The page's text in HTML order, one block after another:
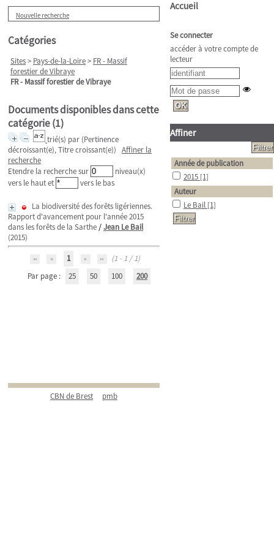
Nouvelle recherche
Catégories
Sites> Pays-de-la-Loire> FR - Massif
forestier de Vibraye
FR - Massif forestier de Vibraye
Documents disponibles dans cette
catégorie (1)
trié(s) par (Pertinence
décroissant(e), Titre croissant(e)) Affiner la
recherche
Etendre la recherche sur
niveau(x)
vers le haut et
vers le bas
La biodiversité des forêts ligériennes.
Rapport d'avancement pour l'année 2015
dans les forêts de la Sarthe/Jean Le Bail
(2015)
1
(1 - 1 / 1)
Par page :
25 50 100 200
CBN de Brest pmb
Accueil
Se connecter
accéder à votre compte de
lecteur
Affiner
Année de publication
2015 [1]
Auteur
Le Bail [1]